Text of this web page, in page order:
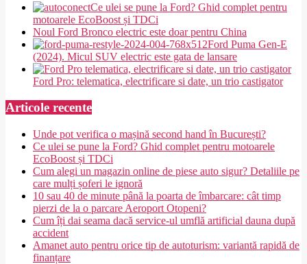
Ce ulei se pune la Ford? Ghid complet pentru
motoarele EcoBoost și TDCi
Noul Ford Bronco electric este doar pentru China
Ford Puma Gen-E
(2024). Micul SUV electric este gata de lansare
Ford Pro: telematica, electrificare si date, un trio castigator
Articole recente
Unde pot verifica o mașină second hand în București?
Ce ulei se pune la Ford? Ghid complet pentru motoarele
EcoBoost și TDCi
Cum alegi un magazin online de piese auto sigur? Detaliile pe
care mulți șoferi le ignoră
10 sau 40 de minute până la poarta de îmbarcare: cât timp
pierzi de la o parcare Aeroport Otopeni?
Cum îți dai seama dacă service-ul umflă artificial dauna după
accident
Amanet auto pentru orice tip de autoturism: variantă rapidă de
finanțare